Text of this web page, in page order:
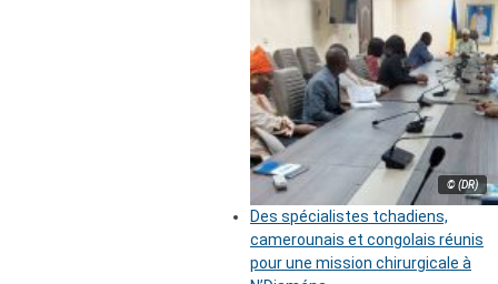
© (DR)
Des spécialistes tchadiens,
camerounais et congolais réunis
pour une mission chirurgicale à